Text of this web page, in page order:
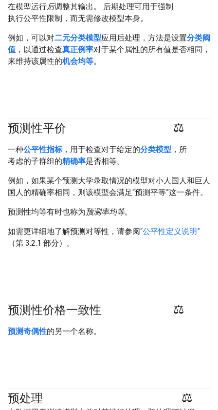
在模型运行后调整其输出。 后期处理可用于强制
执行公平性限制，而无需修改模型本身。
例如，可以对二元分类模型应用后处理，方法是设置分类阈
值 ，以通过检查真正例率对于某个属性的所有值是否相同，
来维持该属性的机会均等。
预测性平价 #Metric
一种公平性指标，用于检查对于给定的分类模型 ，所
考虑的子群组的精确率是否相等。
例如，如果某个预测大学录取情况的模型对小人国人和巨人
国人的精确率相同，则该模型会满足“预测平等”这一条件。
预测性均等有时也称为预测率均等。
如需更详细地了解预测对等性，请参阅“公平性定义说明”
（第 3.2.1 部分）。
预测性价格一致性 #Metric
预测奇偶性的另一个名称。
预处理